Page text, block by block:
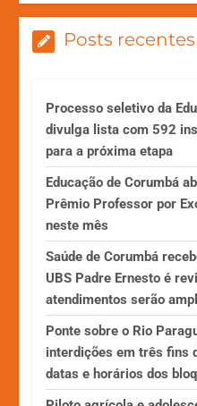
Posts recentes
Processo seletivo da
divulga lista com 592
para a próxima etapa
Educação de Corumbá
Prêmio Professor por
neste mês
Saúde de Corumbá
UBS Padre Ernesto é
atendimentos serão
Ponte sobre o Rio
interdições em três fins
datas e horários dos